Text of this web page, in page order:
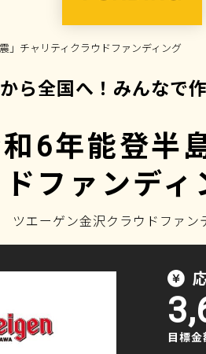
」チャリティクラウドファンディング
ら全国へ！みんなで
6年能登半
ドファンディ
ツエーゲン金沢クラウドファン
目標